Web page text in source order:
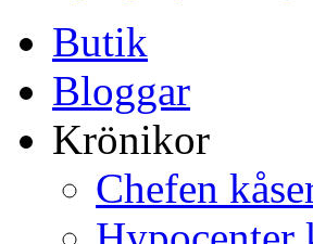
Butik
Bloggar
Krönikor
Chefen